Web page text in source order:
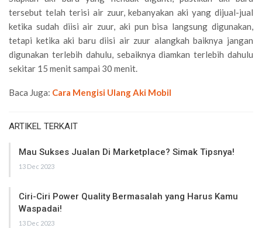
tersebut telah terisi air zuur, kebanyakan aki yang dijual-jual
ketika sudah diisi air zuur, aki pun bisa langsung digunakan,
tetapi ketika aki baru diisi air zuur alangkah baiknya jangan
digunakan terlebih dahulu, sebaiknya diamkan terlebih dahulu
sekitar 15 menit sampai 30 menit.
Baca Juga: Cara Mengisi Ulang Aki Mobil
ARTIKEL TERKAIT
Mau Sukses Jualan Di Marketplace? Simak Tipsnya!
13 Dec 2023
Ciri-Ciri Power Quality Bermasalah yang Harus Kamu
Waspadai!
13 Dec 2023